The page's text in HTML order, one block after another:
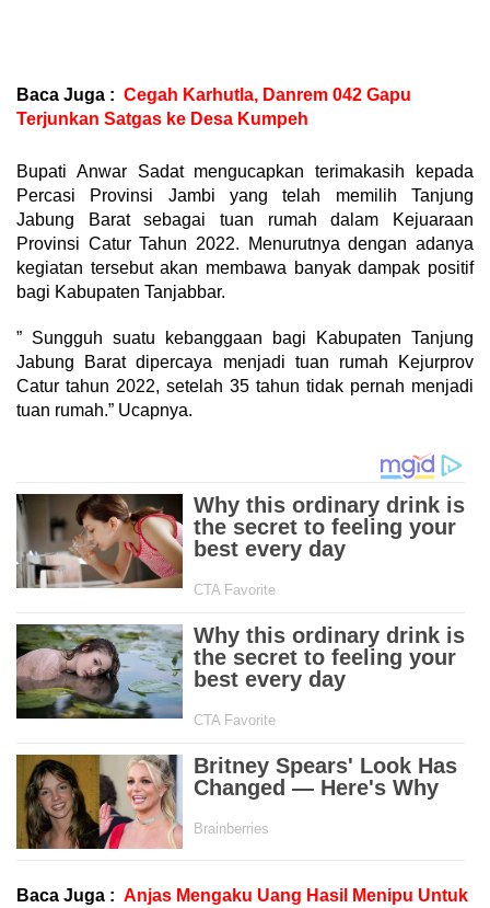
Baca Juga : Cegah Karhutla, Danrem 042 Gapu
Terjunkan Satgas ke Desa Kumpeh
Bupati Anwar Sadat mengucapkan terimakasih kepada
Percasi Provinsi Jambi yang telah memilih Tanjung
Jabung Barat sebagai tuan rumah dalam Kejuaraan
Provinsi Catur Tahun 2022. Menurutnya dengan adanya
kegiatan tersebut akan membawa banyak dampak positif
bagi Kabupaten Tanjabbar.
” Sungguh suatu kebanggaan bagi Kabupaten Tanjung
Jabung Barat dipercaya menjadi tuan rumah Kejurprov
Catur tahun 2022, setelah 35 tahun tidak pernah menjadi
tuan rumah.” Ucapnya.
Baca Juga : Anjas Mengaku Uang Hasil Menipu Untuk